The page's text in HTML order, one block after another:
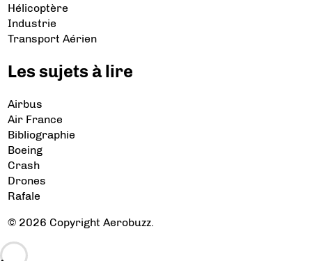
Hélicoptère
Industrie
Transport Aérien
Les sujets à lire
Airbus
Air France
Bibliographie
Boeing
Crash
Drones
Rafale
© 2026 Copyright Aerobuzz.